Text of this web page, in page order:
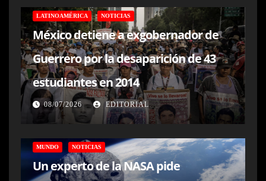
LATINOAMÉRICA NOTICIAS
México detiene a exgobernador de
Guerrero por la desaparición de 43
estudiantes en 2014
08/07/2026 EDITORIAL
MUNDO NOTICIAS
Un experto de la NASA pide